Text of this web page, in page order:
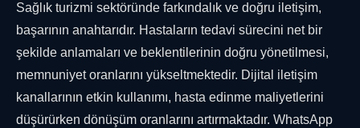
Sağlık turizmi sektöründe farkındalık ve doğru iletişim,
başarının anahtarıdır. Hastaların tedavi sürecini net bir
şekilde anlamaları ve beklentilerinin doğru yönetilmesi,
memnuniyet oranlarını yükseltmektedir. Dijital iletişim
kanallarının etkin kullanımı, hasta edinme maliyetlerini
düşürürken dönüşüm oranlarını artırmaktadır. WhatsApp